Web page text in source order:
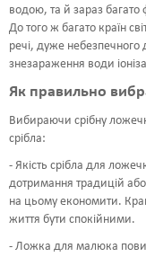
водою, та й зараз багато
До того ж багато країн
речі, дуже
знезараження води
Як правильно
Вибираючи срібну
срібла:
- Якість срібла для
дотримання традицій
на цьому економити.
життя бути спокійними.
- Ложка для малюка